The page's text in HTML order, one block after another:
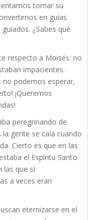
tomar su
en guías
¿Sabes qué
respecto a Moisés: no
impacientes.
no podemos esperar,
¡Queremos
peregrinando de
la gente se caía cuando
Cierto es que en las
el Espíritu Santo
las que sí
a veces eran
eternizarse en el